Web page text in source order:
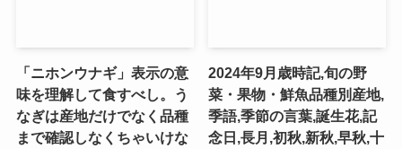
「ニホンウナギ」表示の意
味を理解して食すべし。う
なぎは産地だけでなく品種
まで確認しなくちゃいけな
2024年9月歳時記,旬の野
菜・果物・鮮魚品種別産地,
季語,季節の言葉,誕生花,記
念日,長月,初秋,新秋,早秋,十